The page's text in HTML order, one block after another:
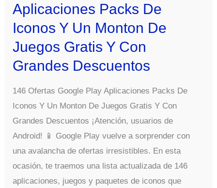
Aplicaciones Packs De
Iconos Y Un Monton De
Juegos Gratis Y Con
Grandes Descuentos
146 Ofertas Google Play Aplicaciones Packs De
Iconos Y Un Monton De Juegos Gratis Y Con
Grandes Descuentos ¡Atención, usuarios de
Android! 📱 Google Play vuelve a sorprender con
una avalancha de ofertas irresistibles. En esta
ocasión, te traemos una lista actualizada de 146
aplicaciones, juegos y paquetes de iconos que